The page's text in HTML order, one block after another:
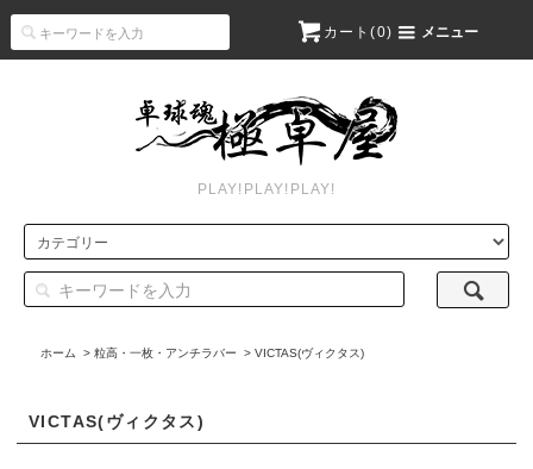
カート(0) メニュー
PLAY!PLAY!PLAY!
ホーム > 粒高・一枚・アンチラバー > VICTAS(ヴィクタス)
VICTAS(ヴィクタス)